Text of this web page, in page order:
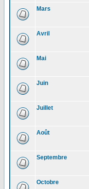
Mars
Avril
Mai
Juin
Juillet
Août
Septembre
Octobre